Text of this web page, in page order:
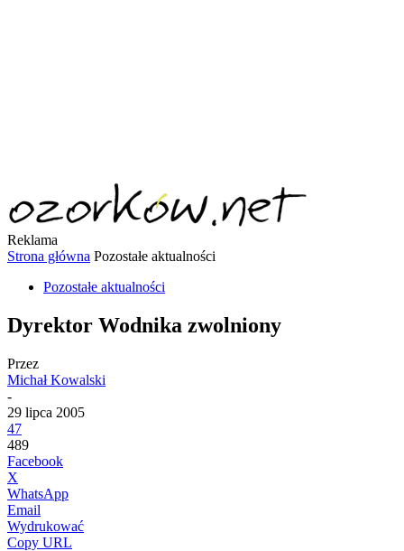
Reklama
Strona główna Pozostałe aktualności
Pozostałe aktualności
Dyrektor Wodnika zwolniony
Przez
Michał Kowalski
-
29 lipca 2005
47
489
Facebook
X
WhatsApp
Email
Wydrukować
Copy URL